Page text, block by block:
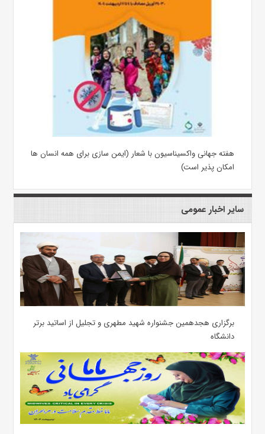
هفته جهانی واکسیناسیون با شعار (ایمن سازی برای همه انسان ها
امکان پذیر است)
سایر اخبار عمومی
برگزاری هجدهمین جشنواره شهید مطهری و تجلیل از اساتید برتر
دانشگاه